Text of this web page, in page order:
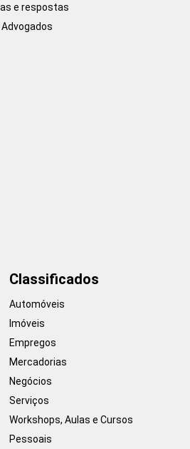
e respostas
Classificados
Automóveis
Imóveis
Empregos
Mercadorias
Negócios
Serviços
Workshops, Aulas e Cursos
Pessoais